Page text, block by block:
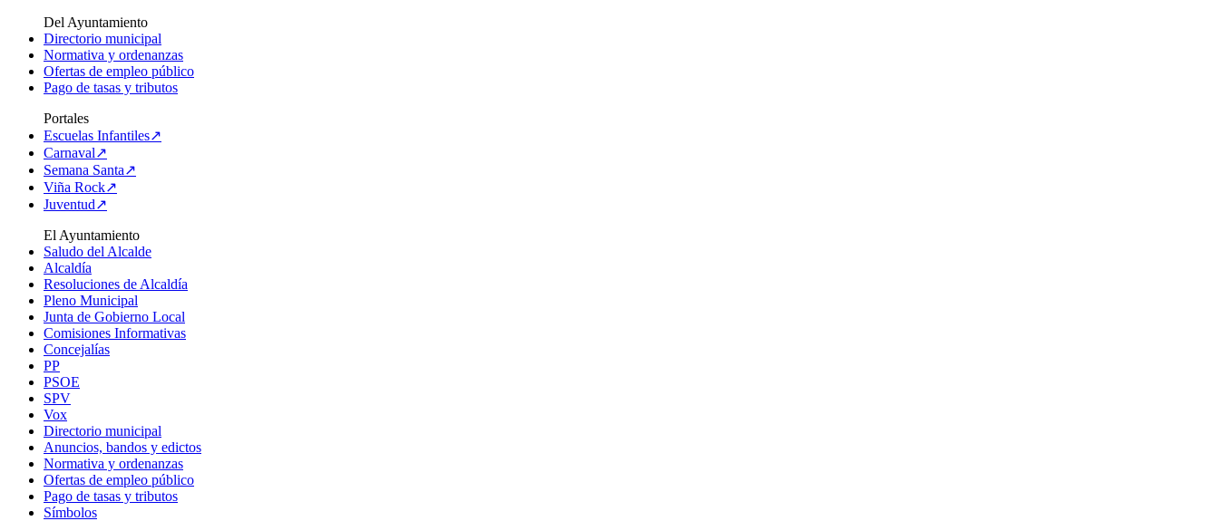
Del Ayuntamiento
Directorio municipal
Normativa y ordenanzas
Ofertas de empleo público
Pago de tasas y tributos
Portales
Escuelas Infantiles↗
Carnaval↗
Semana Santa↗
Viña Rock↗
Juventud↗
El Ayuntamiento
Saludo del Alcalde
Alcaldía
Resoluciones de Alcaldía
Pleno Municipal
Junta de Gobierno Local
Comisiones Informativas
Concejalías
PP
PSOE
SPV
Vox
Directorio municipal
Anuncios, bandos y edictos
Normativa y ordenanzas
Ofertas de empleo público
Pago de tasas y tributos
Símbolos